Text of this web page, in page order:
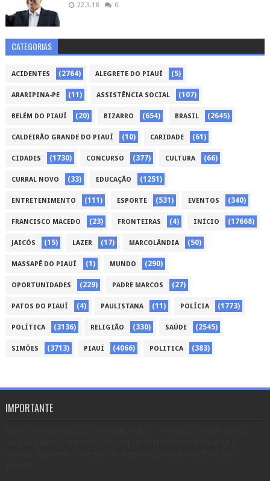
22.3.18 0
CATEGORIAS
ACIDENTES (2764) ALEGRETE DO PIAUÍ (5)
ARARIPINA-PE (11) ASSISTÊNCIA SOCIAL (107)
BELÉM DO PIAUÍ (20) BIZARRO (654) BRASIL (2645)
CALDEIRÃO GRANDE DO PIAUÍ (10) CARIDADE (61)
CIDADES (1730) CONCURSO (377) CULTURA (66)
CURRAL NOVO (33) EDUCAÇÃO (1251)
ENTRETENIMENTO (111) ESPORTE (531) EVENTOS (340)
FRANCISCO MACEDO (23) FRONTEIRAS (4) INÍCIO (17668)
JAICÓS (15) LAZER (17) MARCOLÂNDIA (50)
MASSAPÊ DO PIAUÍ (1) MUNDO (290)
OPORTUNIDADES (229) PADRE MARCOS (27)
PATOS DO PIAUÍ (4) PAULISTANA (11) POLÍCIA (1773)
POLÍTICA (3136) RELIGIÃO (330) SAÚDE (2545)
SIMÕES (3713) PIAUÍ (4066) POLITICA (383)
IMPORTANTE